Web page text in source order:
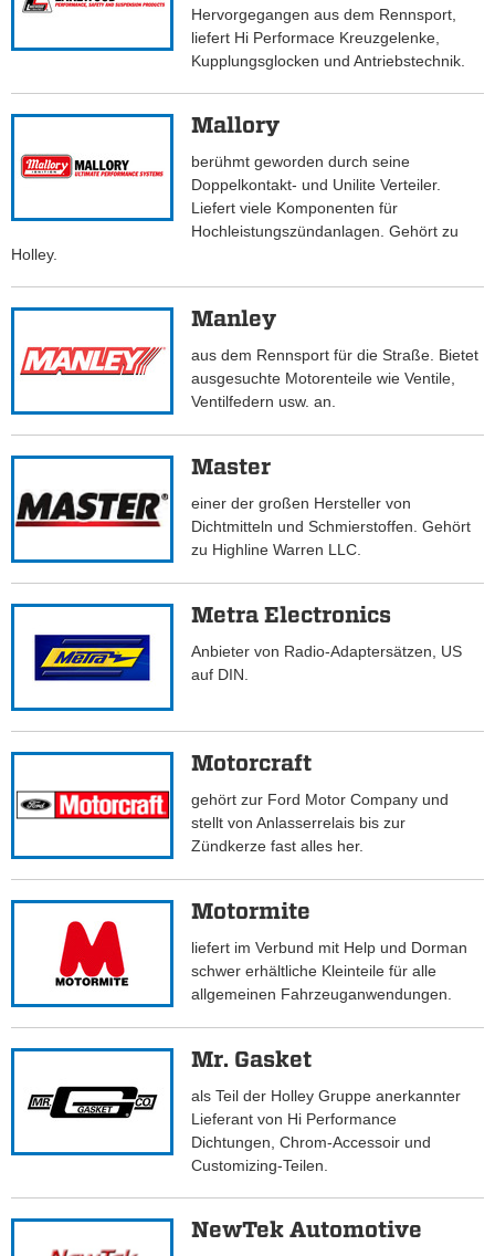
Hervorgegangen aus dem Rennsport,
liefert Hi Performace Kreuzgelenke,
Kupplungsglocken und Antriebstechnik.
Mallory
berühmt geworden durch seine
Doppelkontakt- und Unilite Verteiler.
Liefert viele Komponenten für
Hochleistungszündanlagen. Gehört zu
Holley.
Manley
aus dem Rennsport für die Straße. Bietet
ausgesuchte Motorenteile wie Ventile,
Ventilfedern usw. an.
Master
einer der großen Hersteller von
Dichtmitteln und Schmierstoffen. Gehört
zu Highline Warren LLC.
Metra Electronics
Anbieter von Radio-Adaptersätzen, US
auf DIN.
Motorcraft
gehört zur Ford Motor Company und
stellt von Anlasserrelais bis zur
Zündkerze fast alles her.
Motormite
liefert im Verbund mit Help und Dorman
schwer erhältliche Kleinteile für alle
allgemeinen Fahrzeuganwendungen.
Mr. Gasket
als Teil der Holley Gruppe anerkannter
Lieferant von Hi Performance
Dichtungen, Chrom-Accessoir und
Customizing-Teilen.
NewTek Automotive